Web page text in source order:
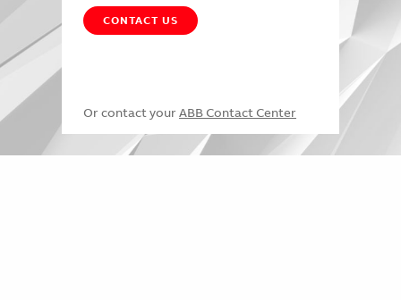
CONTACT US
Or contact your ABB Contact Center